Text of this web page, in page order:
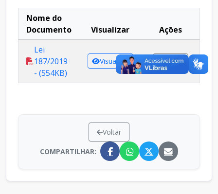
Nome do
Documento
Visualizar
Ações
Lei
187/2019
- (554KB)
Visualizar Baixar
Voltar
COMPARTILHAR: